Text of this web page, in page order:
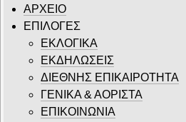
ΑΡΧΕΙΟ
ΕΠΙΛΟΓΕΣ
ΕΚΛΟΓΙΚΑ
ΕΚΔΗΛΩΣΕΙΣ
ΔΙΕΘΝΗΣ ΕΠΙΚΑΙΡΟΤΗΤΑ
ΓΕΝΙΚΑ & ΑΟΡΙΣΤΑ
ΕΠΙΚΟΙΝΩΝΙΑ